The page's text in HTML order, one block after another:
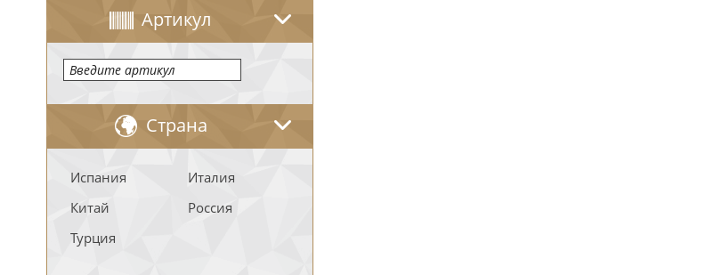
Артикул
Страна
Испания
Италия
Китай
Россия
Турция